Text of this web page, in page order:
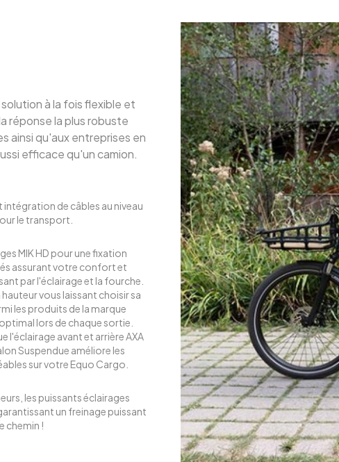
à la fois flexible et
réponse la plus robuste
ainsi qu'aux entreprises en
efficace qu'un camion.
intégration de câbles au niveau
le transport.
MIK HD pour une fixation
assurant votre confort et
par l'éclairage et la fourche.
vous laissant choisir sa
les produits de la marque
lors de chaque sortie.
l'éclairage avant et arrière AXA
Suspendue améliore les
sur votre Equo Cargo.
les puissants éclairages
un freinage puissant
chemin !